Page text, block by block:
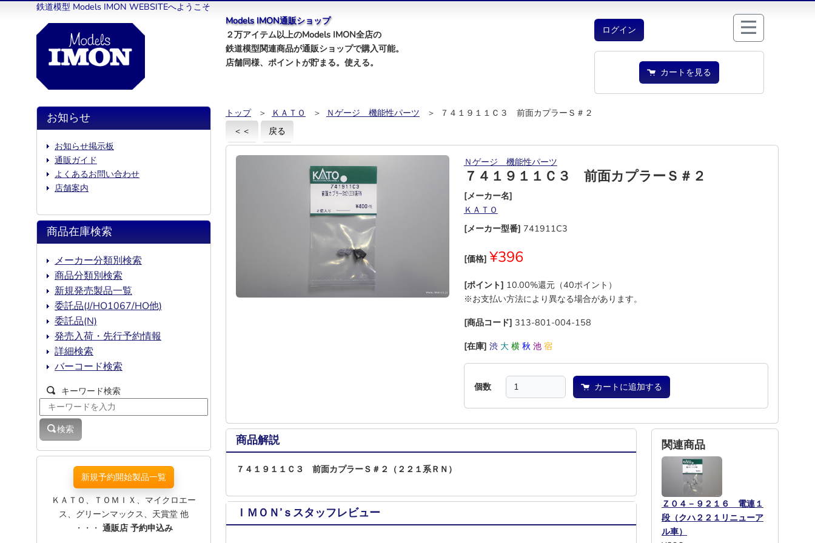
鉄道模型 Models IMON WEBSITEへようこそ
Models IMON通販ショップ
２万アイテム以上のModels IMON全店の
鉄道模型関連商品が通販ショップで購入可能。
店舗同様、ポイントが貯まる。使える。
ログイン
カートを見る
トップ ＞ ＫＡＴＯ ＞ Ｎゲージ 機能性パーツ
＞ ７４１９１１Ｃ３ 前面カプラーＳ＃２
＜＜
戻る
Ｎゲージ 機能性パーツ
７４１９１１Ｃ３ 前面カプラーＳ＃２
[メーカー名]
ＫＡＴＯ
[メーカー型番] 741911C3
[価格] ¥396
[ポイント] 10.00%還元（40ポイント）
※お支払い方法により異なる場合があります。
[商品コード] 313-801-004-158
[在庫] 渋 大 横 秋 池 宿
個数 カートに追加する
商品解説
７４１９１１Ｃ３ 前面カプラーＳ＃２（２２１系ＲＮ）
ＩＭＯＮ’ｓスタッフレビュー
関連商品
Ｚ０４－９２１６ 電連１
段（クハ２２１リニューア
ル車）
お知らせ
お知らせ掲示板
通販ガイド
よくあるお問い合わせ
店舗案内
商品在庫検索
メーカー分類別検索
商品分類別検索
新規発売製品一覧
委託品(J/HO1067/HO他)
委託品(N)
発売入荷・先行予約情報
詳細検索
バーコード検索
キーワード検索
検索
新規予約開始製品一覧
ＫＡＴＯ、ＴＯＭＩＸ、マイクロエー
ス、グリーンマックス、天賞堂 他
・・・ 通販店 予約申込み